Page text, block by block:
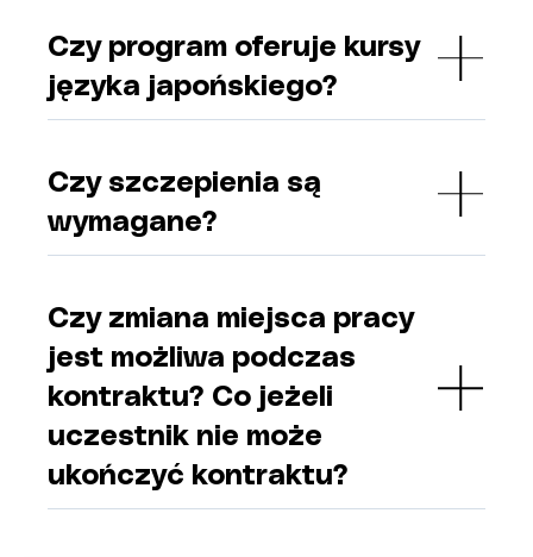
Czy program oferuje kursy
języka japońskiego?
Czy szczepienia są
wymagane?
Czy zmiana miejsca pracy
jest możliwa podczas
kontraktu? Co jeżeli
uczestnik nie może
ukończyć kontraktu?